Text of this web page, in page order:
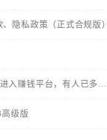
隐私政策（正式合规版）
平台，有人已多赚3000+/月
级版